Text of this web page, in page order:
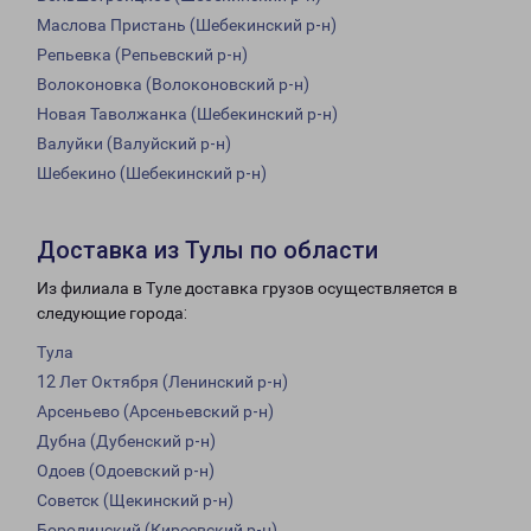
Маслова Пристань (Шебекинский р-н)
Репьевка (Репьевский р-н)
Волоконовка (Волоконовский р-н)
Новая Таволжанка (Шебекинский р-н)
Валуйки (Валуйский р-н)
Шебекино (Шебекинский р-н)
Доставка из Тулы по области
Из филиала в Туле доставка грузов осуществляется в
следующие города:
Тула
12 Лет Октября (Ленинский р-н)
Арсеньево (Арсеньевский р-н)
Дубна (Дубенский р-н)
Одоев (Одоевский р-н)
Советск (Щекинский р-н)